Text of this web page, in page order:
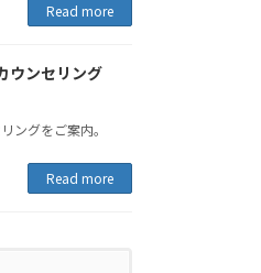
Read more
ウンセリング
ングをご案内。
Read more